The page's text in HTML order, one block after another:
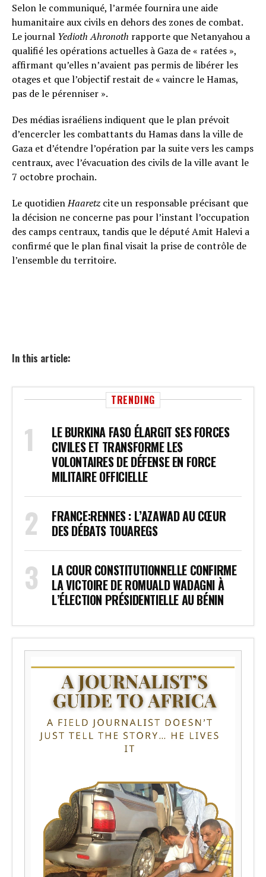
Selon le communiqué, l’armée fournira une aide
humanitaire aux civils en dehors des zones de combat.
Le journal Yedioth Ahronoth rapporte que Netanyahou a
qualifié les opérations actuelles à Gaza de « ratées »,
affirmant qu’elles n’avaient pas permis de libérer les
otages et que l’objectif restait de « vaincre le Hamas,
pas de le pérenniser ».
Des médias israéliens indiquent que le plan prévoit
d’encercler les combattants du Hamas dans la ville de
Gaza et d’étendre l’opération par la suite vers les camps
centraux, avec l’évacuation des civils de la ville avant le
7 octobre prochain.
Le quotidienHaaretz cite un responsable précisant que
la décision ne concerne pas pour l’instant l’occupation
des camps centraux, tandis que le député Amit Halevi a
confirmé que le plan final visait la prise de contrôle de
l’ensemble du territoire.
In this article:
TRENDING
LE BURKINA FASO ÉLARGIT SES FORCES
CIVILES ET TRANSFORME LES
VOLONTAIRES DE DÉFENSE EN FORCE
MILITAIRE OFFICIELLE
FRANCE:RENNES : L’AZAWAD AU CŒUR
DES DÉBATS TOUAREGS
LA COUR CONSTITUTIONNELLE CONFIRME
LA VICTOIRE DE ROMUALD WADAGNI À
L’ÉLECTION PRÉSIDENTIELLE AU BÉNIN